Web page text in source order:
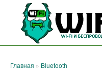
Перейти
контенту
Главная » Bluetooth